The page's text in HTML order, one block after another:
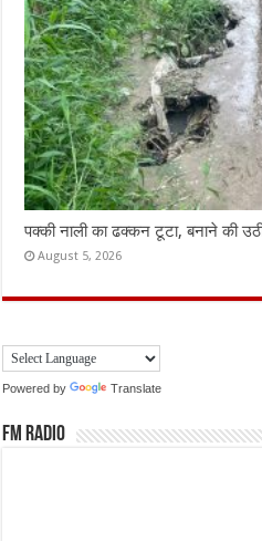
पक्की नाली का ढक्कन टूटा, बनाने की
August 5, 2026
Powered by Translate
FM Radio